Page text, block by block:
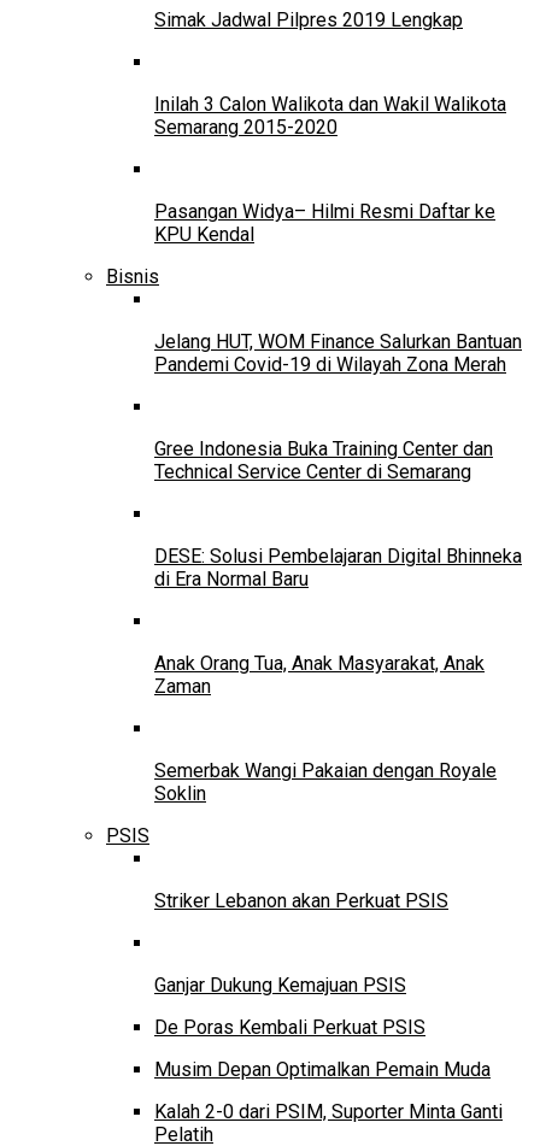
Simak Jadwal Pilpres 2019 Lengkap
Inilah 3 Calon Walikota dan Wakil Walikota
Semarang 2015-2020
Pasangan Widya– Hilmi Resmi Daftar ke
KPU Kendal
Bisnis
Jelang HUT, WOM Finance Salurkan Bantuan
Pandemi Covid-19 di Wilayah Zona Merah
Gree Indonesia Buka Training Center dan
Technical Service Center di Semarang
DESE: Solusi Pembelajaran Digital Bhinneka
di Era Normal Baru
Anak Orang Tua, Anak Masyarakat, Anak
Zaman
Semerbak Wangi Pakaian dengan Royale
Soklin
PSIS
Striker Lebanon akan Perkuat PSIS
Ganjar Dukung Kemajuan PSIS
De Poras Kembali Perkuat PSIS
Musim Depan Optimalkan Pemain Muda
Kalah 2-0 dari PSIM, Suporter Minta Ganti
Pelatih